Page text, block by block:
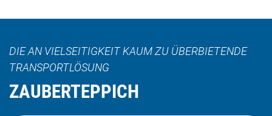
DIE AN VIELSEITIGKEIT KAUM ZU ÜBERBIETENDE
TRANSPORTLÖSUNG
ZAUBERTEPPICH